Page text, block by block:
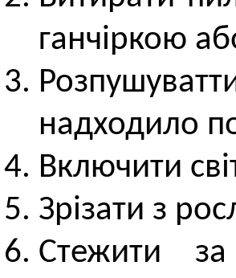
ганчіркою
надходило
Включити
Зрізати з
Стежити